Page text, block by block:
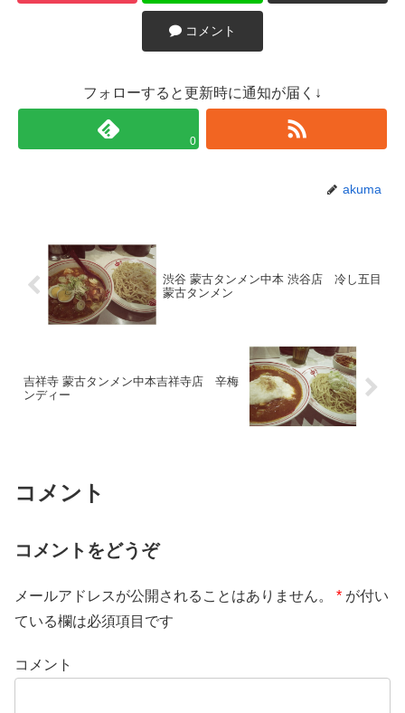
コメント
フォローすると更新時に通知が届く↓
0
akuma
渋谷 蒙古タンメン中本 渋谷店 冷し五目
蒙古タンメン
吉祥寺 蒙古タンメン中本吉祥寺店 辛梅
ンディー
コメント
コメントをどうぞ
メールアドレスが公開されることはありません。 * が付い
ている欄は必須項目です
コメント